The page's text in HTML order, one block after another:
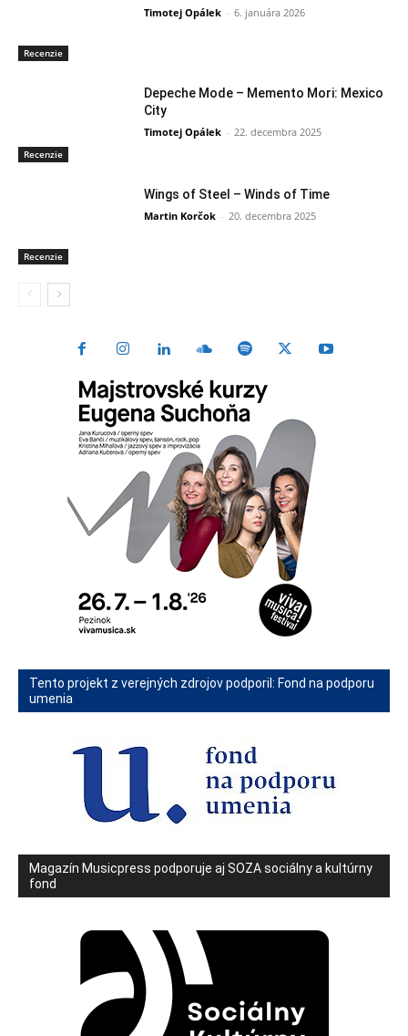
Recenzie
Timotej Opálek - 6. januára 2026
Recenzie
Depeche Mode – Memento Mori: Mexico
City
Timotej Opálek - 22. decembra 2025
Recenzie
Wings of Steel – Winds of Time
Martin Korčok - 20. decembra 2025
Tento projekt z verejných zdrojov podporil: Fond na podporu
umenia
Magazín Musicpress podporuje aj SOZA sociálny a kultúrny
fond